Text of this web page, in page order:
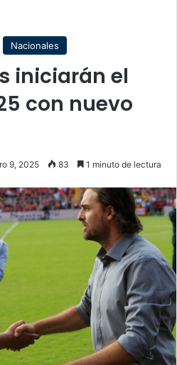
Nacionales
iniciarán el
con nuevo
9, 2025 83 1 minuto de lectura